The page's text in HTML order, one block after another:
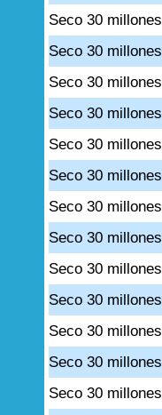
Seco 30 millones
Seco 30 millones
Seco 30 millones
Seco 30 millones
Seco 30 millones
Seco 30 millones
Seco 30 millones
Seco 30 millones
Seco 30 millones
Seco 30 millones
Seco 30 millones
Seco 30 millones
Seco 30 millones